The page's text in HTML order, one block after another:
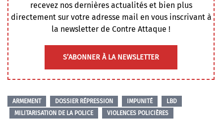
recevez nos dernières actualités et bien plus
directement sur votre adresse mail en vous inscrivant à
la newsletter de Contre Attaque !
S’ABONNER À LA NEWSLETTER
ARMEMENT DOSSIER RÉPRESSION IMPUNITÉ
LBD
MILITARISATION DE LA POLICE
VIOLENCES POLICIÈRES